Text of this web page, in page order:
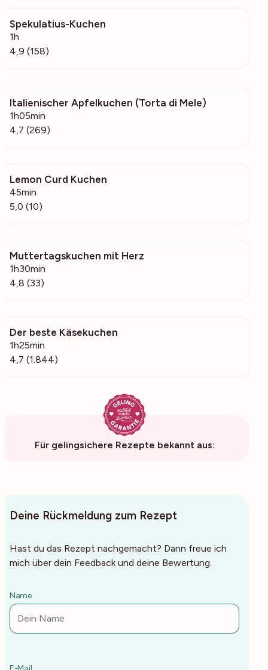
Spekulatius-Kuchen
1h
4,9 (158)
Italienischer Apfelkuchen (Torta di Mele)
1h05min
4,7 (269)
Lemon Curd Kuchen
45min
5,0 (10)
Muttertagskuchen mit Herz
1h30min
4,8 (33)
Der beste Käsekuchen
1h25min
4,7 (1.844)
Für gelingsichere Rezepte bekannt aus:
Deine Rückmeldung zum Rezept
Hast du das Rezept nachgemacht? Dann freue ich
mich über dein Feedback und deine Bewertung.
Name